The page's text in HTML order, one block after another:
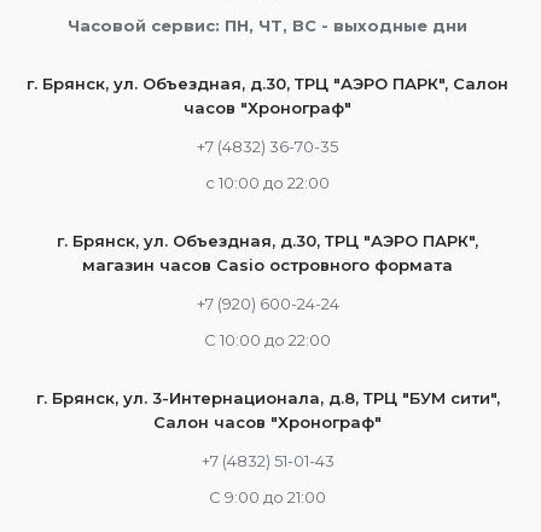
Часовой сервис: ПН, ЧТ, ВС - выходные дни
г. Брянск, ул. Объездная, д.30, ТРЦ "АЭРО ПАРК", Салон
часов "Хронограф"
+7 (4832) 36-70-35
c 10:00 до 22:00
г. Брянск, ул. Объездная, д.30, ТРЦ "АЭРО ПАРК",
магазин часов Casio островного формата
+7 (920) 600-24-24
С 10:00 до 22:00
г. Брянск, ул. 3-Интернационала, д.8, ТРЦ "БУМ сити",
Салон часов "Хронограф"
+7 (4832) 51-01-43
С 9:00 до 21:00